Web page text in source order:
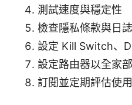
測試速度與穩定性
檢查隱私條款與日
設定 Kill Switch、
設定路由器以全家
訂閱並定期評估使